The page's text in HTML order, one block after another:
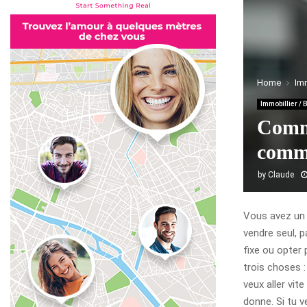
Home
Immobillier /
by Claude
Vous avez
vendre seul,
fixe ou opter
trois choses
veux aller
donne. Si tu